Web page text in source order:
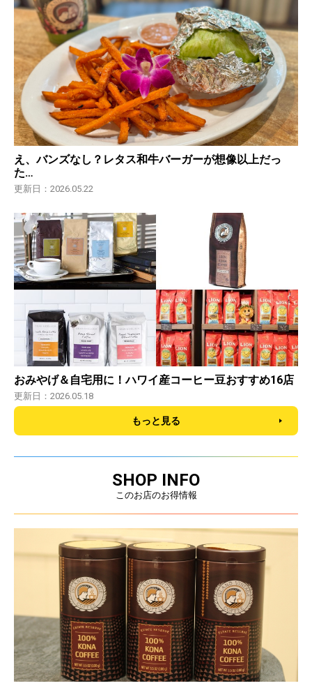
え、バンズなし？レタス和牛バーガーが想像以上だっ
た…
更新日：2026.05.22
おみやげ＆自宅用に！ハワイ産コーヒー豆おすすめ16店
更新日：2026.05.18
もっと見る
SHOP INFO
このお店のお得情報